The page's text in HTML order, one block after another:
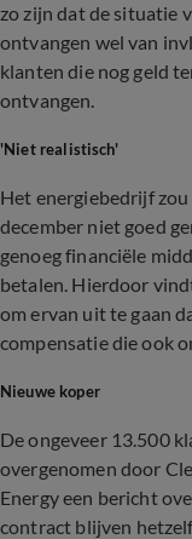
zo zijn dat de situatie
ontvangen wel van
klanten die nog geld
ontvangen.
'Niet realistisch'
Het energiebedrijf
december niet goed
genoeg financiële
betalen. Hierdoor
om ervan uit te gaan
compensatie die ook
Nieuwe koper
De ongeveer 13.500
overgenomen door
Energy een bericht
contract blijven